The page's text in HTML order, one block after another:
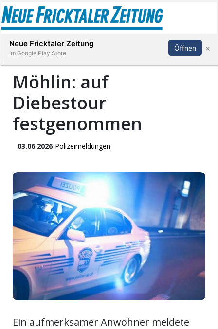
Stellen
E-
App
Abonnieren Anmelden
Möhlin: auf
Diebestour
festgenommen
03.06.2026 Polizeimeldungen
Ein aufmerksamer Anwohner meldete
Neue Fricktaler Zeitung
Im Google Play Store
Öffnen ×